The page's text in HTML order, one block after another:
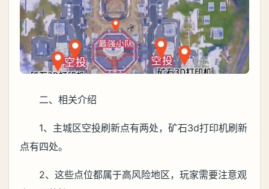
二、相关介绍
1、主城区空投刷新点有两处，矿石3d打印机刷新
点有四处。
2、这些点位都属于高风险地区，玩家需要注意观